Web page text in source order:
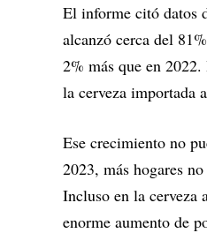
El informe citó datos
alcanzó cerca del
2% más que en
la cerveza importada
Ese crecimiento no
2023, más hogares
Incluso en la cerveza
enorme aumento de